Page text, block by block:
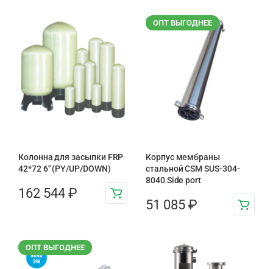
Колонна для засыпки FRP
42*72 6″ (PY/UP/DOWN)
162 544 ₽
ОПТ ВЫГОДНЕЕ
Корпус мембраны
стальной CSM SUS-304-
8040 Side port
51 085 ₽
ОПТ ВЫГОДНЕЕ